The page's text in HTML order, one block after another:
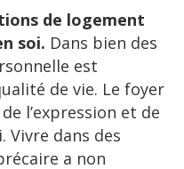
de logement
soi. Dans bien des
est
de vie. Le foyer
l’expression et de
Vivre dans des
a non